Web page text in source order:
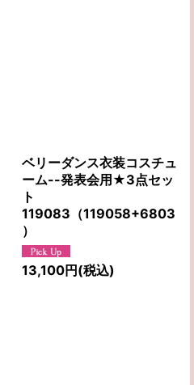
ベリーダンス衣装コスチュ
ーム--発表会用★3点セッ
ト
119083（119058+6803
）
13,100円 (税込)